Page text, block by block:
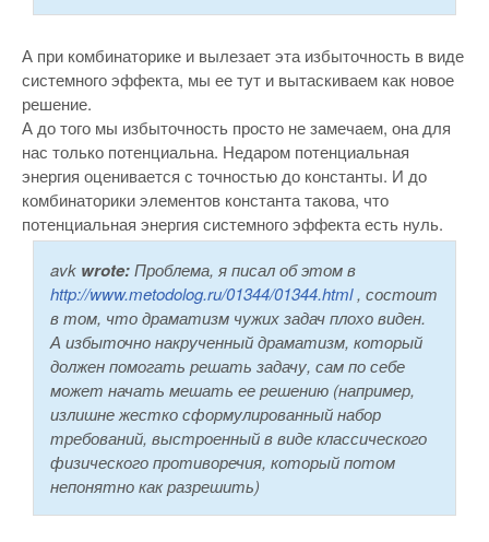
А при комбинаторике и вылезает эта избыточность в виде
системного эффекта, мы ее тут и вытаскиваем как новое
решение.
А до того мы избыточность просто не замечаем, она для
нас только потенциальна. Недаром потенциальная
энергия оценивается с точностью до константы. И до
комбинаторики элементов константа такова, что
потенциальная энергия системного эффекта есть нуль.
avk wrote:Проблема, я писал об этом в
http://www.metodolog.ru/01344/01344.html, состоит
в том, что драматизм чужих задач плохо виден.
А избыточно накрученный драматизм, который
должен помогать решать задачу, сам по себе
может начать мешать ее решению (например,
излишне жестко сформулированный набор
требований, выстроенный в виде классического
физического противоречия, который потом
непонятно как разрешить)